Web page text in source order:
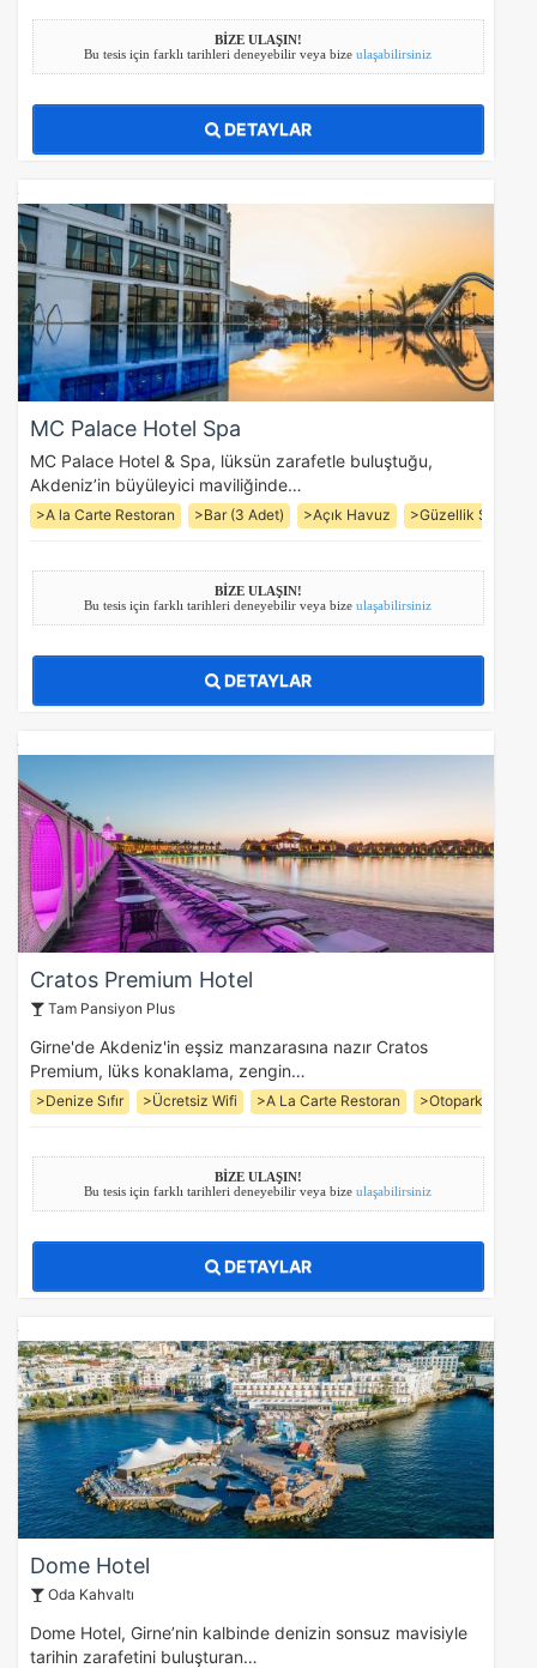
BİZE ULAŞIN!
Bu tesis için farklı tarihleri deneyebilir veya bizeulaşabilirsiniz
DETAYLAR
MC Palace Hotel Spa
MC Palace Hotel & Spa, lüksün zarafetle buluştuğu,
Akdeniz’in büyüleyici maviliğinde…
>A la Carte Restoran >Bar (3 Adet) >Açık Havuz >Güzellik Salonu
BİZE ULAŞIN!
Bu tesis için farklı tarihleri deneyebilir veya bizeulaşabilirsiniz
DETAYLAR
Cratos Premium Hotel
Tam Pansiyon Plus
Girne'de Akdeniz'in eşsiz manzarasına nazır Cratos
Premium, lüks konaklama, zengin…
>Denize Sıfır >Ücretsiz Wifi >A La Carte Restoran >Otopark
BİZE ULAŞIN!
Bu tesis için farklı tarihleri deneyebilir veya bizeulaşabilirsiniz
DETAYLAR
Dome Hotel
Oda Kahvaltı
Dome Hotel, Girne’nin kalbinde denizin sonsuz mavisiyle
tarihin zarafetini buluşturan…